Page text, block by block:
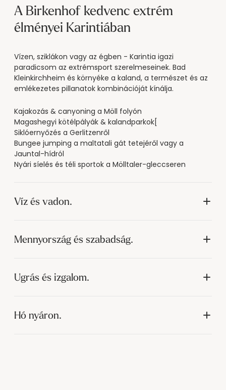
A Birkenhof kedvenc extrém
élményei Karintiában
Vízen, sziklákon vagy az égben - Karintia igazi
paradicsom az extrémsport szerelmeseinek. Bad
Kleinkirchheim és környéke a kaland, a természet és az
emlékezetes pillanatok kombinációját kínálja.
Kajakozás & canyoning a Möll folyón
Magashegyi kötélpályák & kalandparkok[
Siklóernyőzés a Gerlitzenről
Bungee jumping a maltatali gát tetejéről vagy a
Jauntal-hídról
Nyári síelés és téli sportok a Mölltaler-gleccseren
Víz és vadon.
Mennyország és szabadság.
Ugrás és izgalom.
Hó nyáron.